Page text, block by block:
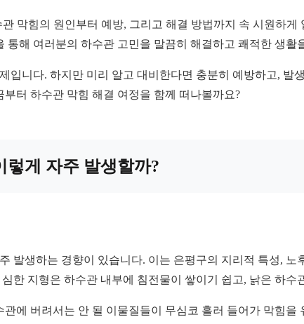
막힘의 원인부터 예방, 그리고 해결 방법까지 속 시원하
통해 여러분의 하수관 고민을 말끔히 해결하고 쾌적한 생활
입니다. 하지만 미리 알고 대비한다면 충분히 예방하고, 발
터 하수관 막힘 해결 여정을 함께 떠나볼까요?
렇게 자주 발생할까?
발생하는 경향이 있습니다. 이는 은평구의 지리적 특성,
한 지형은 하수관 내부에 침전물이 쌓이기 쉽고, 낡은 하
에 버려서는 안 될 이물질들이 무심코 흘러 들어가 막힘